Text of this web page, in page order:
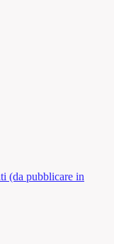
(da pubblicare in